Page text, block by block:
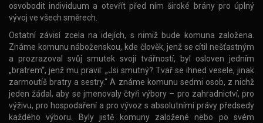
osvobodit individuum a otevřít před ním široké brány pro úplný
vývoj ve všech směrech.
Ostatní závisí zcela na idejích, s nimiž bude komuna založena.
Známe komunu náboženskou, kde člověk, jenž se cítil nešťastným
a prozrazoval svůj smutek svojí tvářností, byl osloven jedním
„bratrem“, jenž mu pravil: „Jsi smutný? Tvař se ihned vesele, jinak
zarmoutíš bratry a sestry.“ A známe komunu sedmi osob, z nichž
jeden žádal, aby se jmenovaly čtyři výbory – pro zahradnictví, pro
výživu, pro hospodaření a pro vývoz s absolutními právy předsedy
každého výboru. Byly jistě komuny založené nebo po svém